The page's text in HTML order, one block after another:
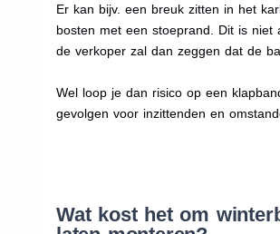
Er kan bijv. een breuk zitten in het
bosten met een stoeprand. Dit is niet
de verkoper zal dan zeggen dat de
Wel loop je dan risico op een
gevolgen voor inzittenden en
Wat kost het om